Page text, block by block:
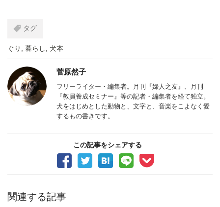
タグ
ぐり 暮らし 犬本
菅原然子
フリーライター・編集者。月刊『婦人之友』、月刊
『教員養成セミナー』等の記者・編集者を経て独立。
犬をはじめとした動物と、文字と、音楽をこよなく愛
するもの書きです。
この記事をシェアする
関連する記事